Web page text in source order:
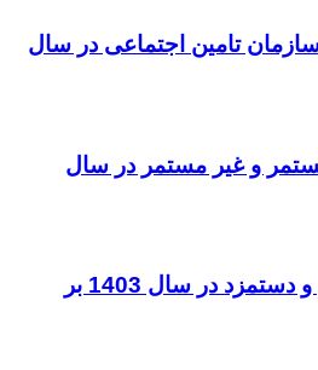
سازمان تامین اجتماعی در سال
و غیر مستمر در سال
قیمت تمام شده حقوق و دستمزد در سال 1403 بر